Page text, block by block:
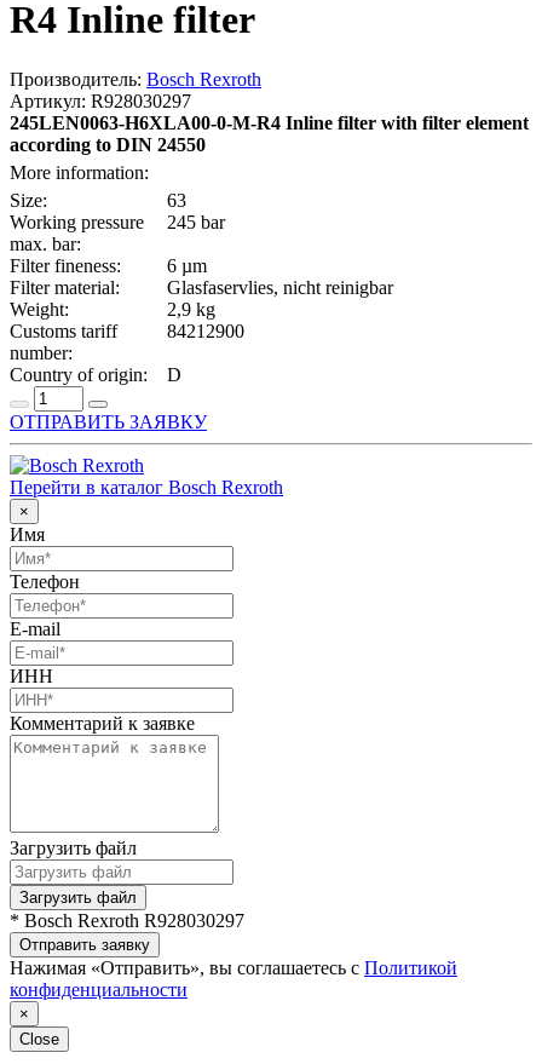
R4 Inline filter
Производитель: Bosch Rexroth
Артикул: R928030297
245LEN0063-H6XLA00-0-M-R4 Inline filter with filter element
according to DIN 24550
More information:
Size:
63
Working pressure
max. bar:
245 bar
Filter fineness:
6 µm
Filter material:
Glasfaservlies, nicht reinigbar
Weight:
2,9 kg
Customs tariff
number:
84212900
Country of origin: D
ОТПРАВИТЬ ЗАЯВКУ
Перейти в каталог Bosch Rexroth
×
Имя
Телефон
E-mail
ИНН
Комментарий к заявке
Загрузить файл
Загрузить файл
* Bosch Rexroth R928030297
Отправить заявку
Нажимая «Отправить», вы соглашаетесь с Политикой
конфиденциальности
×
Close